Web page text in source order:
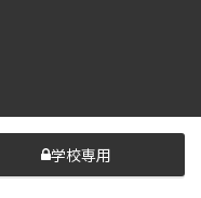
学校専用